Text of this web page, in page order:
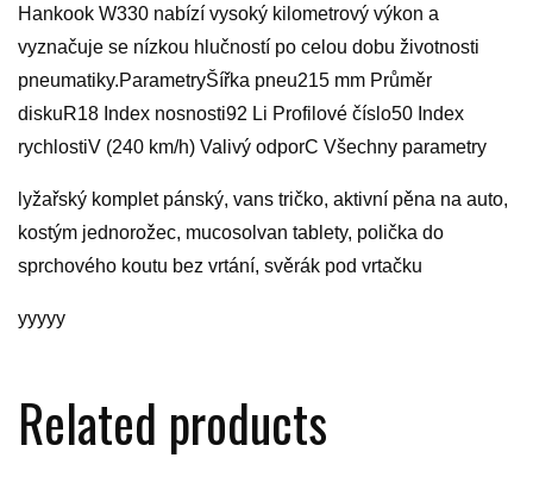
Hankook W330 nabízí vysoký kilometrový výkon a
vyznačuje se nízkou hlučností po celou dobu životnosti
pneumatiky.ParametryŠířka pneu215 mm Průměr
diskuR18 Index nosnosti92 Li Profilové číslo50 Index
rychlostiV (240 km/h) Valivý odporC Všechny parametry
lyžařský komplet pánský, vans tričko, aktivní pěna na auto,
kostým jednorožec, mucosolvan tablety, polička do
sprchového koutu bez vrtání, svěrák pod vrtačku
yyyyy
Related products